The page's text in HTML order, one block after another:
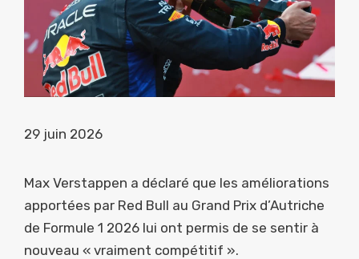
29 juin 2026
Max Verstappen a déclaré que les améliorations
apportées par Red Bull au Grand Prix d’Autriche
de Formule 1 2026 lui ont permis de se sentir à
nouveau « vraiment compétitif ».